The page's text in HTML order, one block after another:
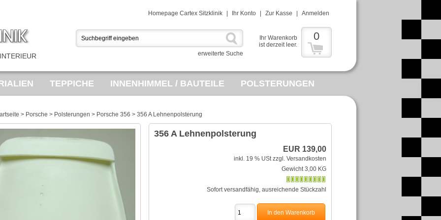
Homepage Cartex Sitzklinik Ihr Konto Zur Kasse Anmelden
erweiterte Suche
Ihr Warenkorb
ist derzeit leer.
0
TEPPICHE INNENHIMMEL / BAUTEILE POLSTERUNGEN
VINTAGE FAHRRÄDER
> Porsche > Polsterungen > Porsche 356 > 356 A Lehnenpolsterung
356 A Lehnenpolsterung
EUR 139,00
inkl. 19 % UStzzgl. Versandkosten
Gewicht 3,00 KG
Sofort versandfähig, ausreichende Stückzahl